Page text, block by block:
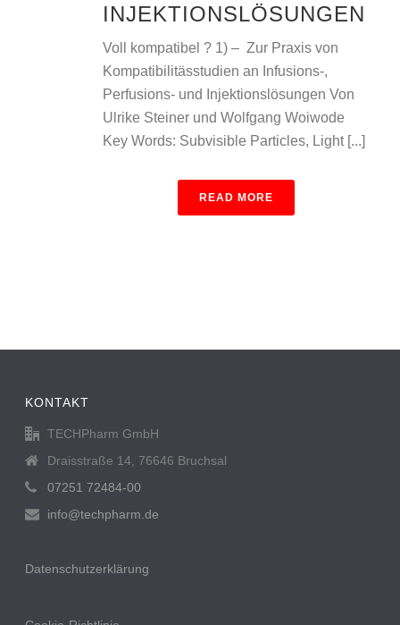
INJEKTIONSLÖSUNGEN
Voll kompatibel ? 1) – Zur Praxis von
Kompatibilitässtudien an Infusions-,
Perfusions- und Injektionslösungen Von
Ulrike Steiner und Wolfgang Woiwode
Key Words: Subvisible Particles, Light [...]
READ MORE
KONTAKT
TECHPharm GmbH
Draisstraße 14, 76646 Bruchsal
07251 72484-00
info@techpharm.de
Datenschutzerklärung